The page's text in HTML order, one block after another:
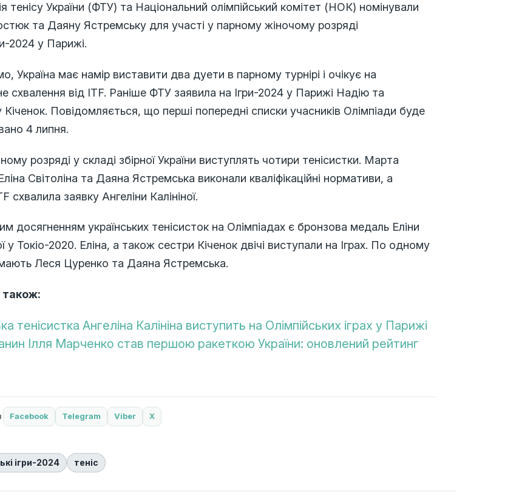
тенісу України (ФТУ) та Національний олімпійський комітет (НОК) номінували
та Даяну Ястремську для участі у парному жіночому розряді
2024 у Парижі.
Україна має намір виставити два дуети в парному турнірі і очікує на
схвалення від ITF. Раніше ФТУ заявила на Ігри-2024 у Парижі Надію та
Повідомляється, що перші попередні списки учасників Олімпіади буде
4 липня.
розряді у складі збірної України виступлять чотири тенісистки. Марта
Світоліна та Даяна Ястремська виконали кваліфікаційні нормативи, а
схвалила заявку Ангеліни Калініної.
досягненням українських тенісисток на Олімпіадах є бронзова медаль Еліни
у Токіо-2020. Еліна, а також сестри Кіченок двічі виступали на Іграх. По одному
Леся Цуренко та Даяна Ястремська.
також:
тенісистка Ангеліна Калініна виступить на Олімпійських іграх у Парижі
Ілля Марченко став першою ракеткою України: оновлений рейтинг
Facebook Telegram Viber X
ігри-2024 теніс